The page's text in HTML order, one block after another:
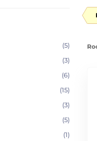
(5)
(3)
(6)
(15)
(3)
(5)
(1)